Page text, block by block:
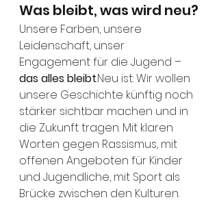
Was bleibt, was wird neu?
Unsere Farben, unsere
Leidenschaft, unser
Engagement für die Jugend –
das alles bleibt.Neu ist: Wir wollen
unsere Geschichte künftig noch
stärker sichtbar machen und in
die Zukunft tragen. Mit klaren
Worten gegen Rassismus, mit
offenen Angeboten für Kinder
und Jugendliche, mit Sport als
Brücke zwischen den Kulturen.